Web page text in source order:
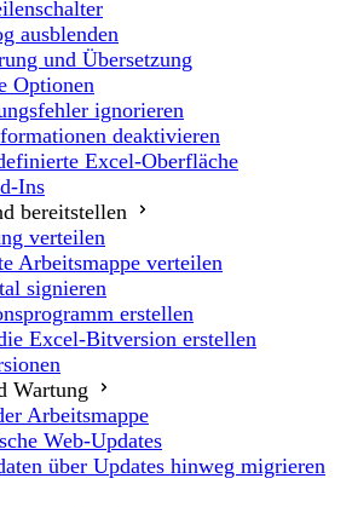
ausblenden
und Übersetzung
Optionen
ignorieren
deaktivieren
Excel-Oberfläche
Ins
bereitstellen
verteilen
Arbeitsmappe verteilen
signieren
erstellen
Excel-Bitversion erstellen
Wartung
Arbeitsmappe
Web-Updates
über Updates hinweg migrieren